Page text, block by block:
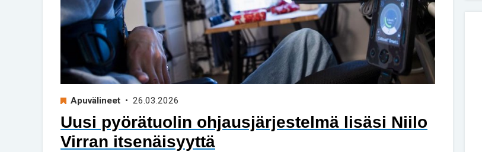
Apuvälineet • 26.03.2026
Uusi pyörätuolin ohjausjärjestelmä lisäsi Niilo
Virran itsenäisyyttä